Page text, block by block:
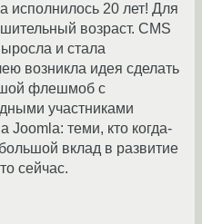
исполнилось 20 лет! Для
возраст. CMS
и стала
возникла идея сделать
флешмоб с
участниками
Joomla: теми, кто когда-
вклад в развитие
сейчас.